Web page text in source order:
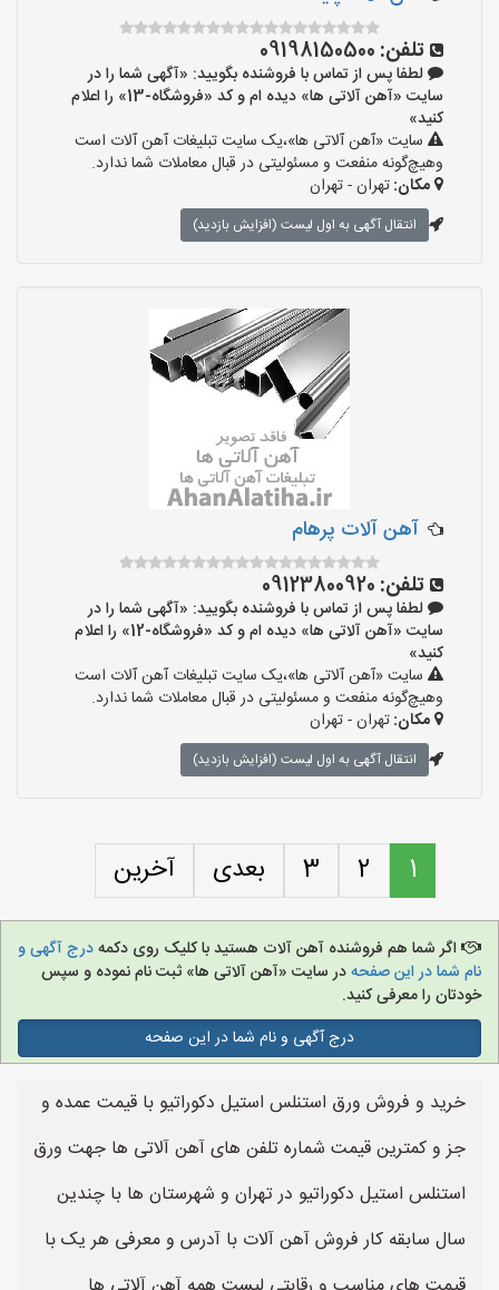
تلفن: 09198150500
لطفا پس از تماس با فروشنده بگویید: «آگهی شما را در
سایت «آهن آلاتی ها» دیده ام و کد «فروشگاه-13» را اعلام
کنید»
سایت «آهن آلاتی ها»،یک سایت تبلیغات آهن آلات است
وهیچ‌گونه منفعت و مسئولیتی در قبال معاملات شما ندارد.
مکان:تهران - تهران
انتقال آگهی به اول لیست (افزایش بازدید)
آهن آلات پرهام
تلفن: 09123800920
لطفا پس از تماس با فروشنده بگویید: «آگهی شما را در
سایت «آهن آلاتی ها» دیده ام و کد «فروشگاه-12» را اعلام
کنید»
سایت «آهن آلاتی ها»،یک سایت تبلیغات آهن آلات است
وهیچ‌گونه منفعت و مسئولیتی در قبال معاملات شما ندارد.
مکان:تهران - تهران
انتقال آگهی به اول لیست (افزایش بازدید)
1
2
3 بعدی آخرین
اگر شما هم فروشنده آهن آلات هستید با کلیک روی دکمهدرج آگهی و
نام شما در این صفحهدر سایت «آهن آلاتی ها» ثبت نام نموده و سپس
خودتان را معرفی کنید.
درج آگهی و نام شما در این صفحه
خرید و فروش ورق استنلس استیل دکوراتیو با قیمت عمده و
جز و کمترین قیمت شماره تلفن های آهن آلاتی ها جهت ورق
استنلس استیل دکوراتیو در تهران و شهرستان ها با چندین
سال سابقه کار فروش آهن آلات با آدرس و معرفی هر یک با